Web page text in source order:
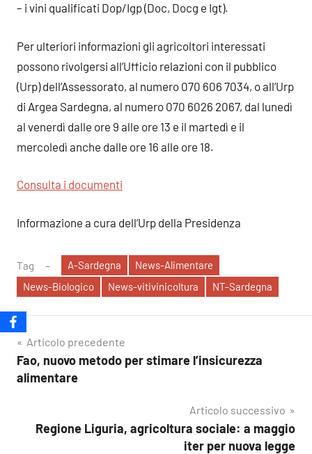
– i vini qualificati Dop/Igp (Doc, Docg e Igt).
Per ulteriori informazioni gli agricoltori interessati
possono rivolgersi all’Ufficio relazioni con il pubblico
(Urp) dell’Assessorato, al numero 070 606 7034, o all’Urp
di Argea Sardegna, al numero 070 6026 2067, dal lunedì
al venerdì dalle ore 9 alle ore 13 e il martedì e il
mercoledì anche dalle ore 16 alle ore 18.
Consulta i documenti
Informazione a cura dell’Urp della Presidenza
Tag A-Sardegna
News-Alimentare
News-Biologico
News-vitivinicoltura NT-Sardegna
Navigazione
articoli
Articolo precedente
Fao, nuovo metodo per stimare l’insicurezza
alimentare
Articolo successivo
Regione Liguria, agricoltura sociale: a maggio
iter per nuova legge